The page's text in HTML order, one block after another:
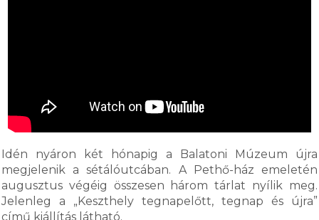
Idén nyáron két hónapig a Balatoni Múzeum újra
megjelenik a sétálóutcában. A Pethő-ház emeletén
augusztus végéig összesen három tárlat nyílik meg.
Jelenleg a „Keszthely tegnapelőtt, tegnap és újra”
című kiállítás látható.